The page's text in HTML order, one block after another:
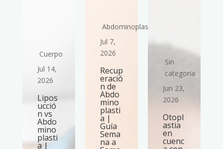
Cuerpo
Jul 14,
2026
Lipos
ucció
n vs
Abdo
mino
plasti
a |
Abdominoplastia
Jul 7,
2026
Recup
eració
n de
Abdo
mino
plasti
a |
Guía
Sema
na a
Sin
categoría
Jun 23,
2026
Otopl
astia
en
cuenc